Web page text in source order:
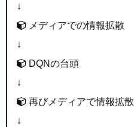
↓
メディアでの情報拡散
↓
DQNの台頭
↓
再びメディアで情報拡散
↓